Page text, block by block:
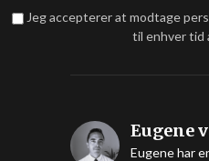
Jeg accepterer at modtage
til enhver tid
Eugene
Eugene har